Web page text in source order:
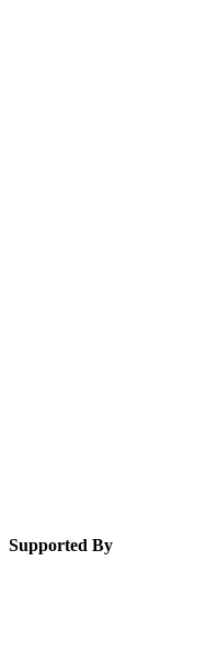
Supported By